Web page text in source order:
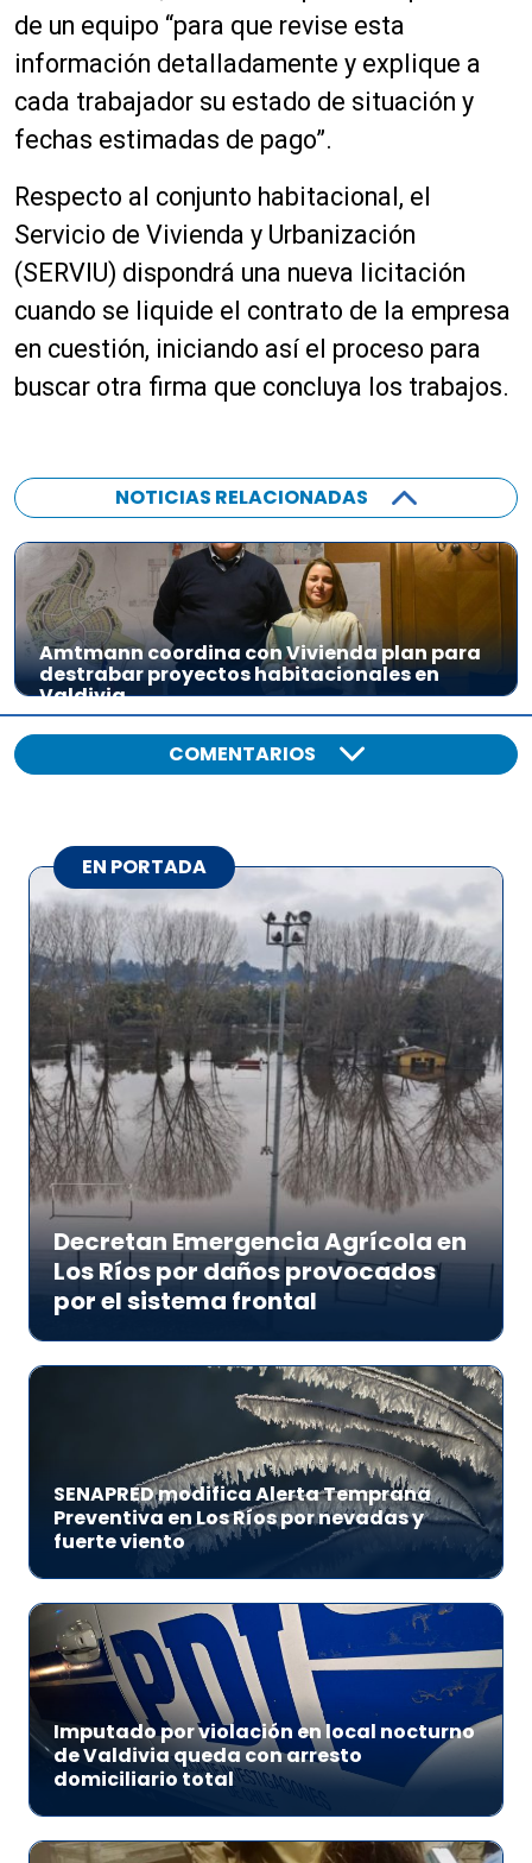
de un equipo “para que revise esta
información detalladamente y explique a
cada trabajador su estado de situación y
fechas estimadas de pago”.
Respecto al conjunto habitacional, el
Servicio de Vivienda y Urbanización
(SERVIU) dispondrá una nueva licitación
cuando se liquide el contrato de la empresa
en cuestión, iniciando así el proceso para
buscar otra firma que concluya los trabajos.
NOTICIAS RELACIONADAS
Amtmann coordina con Vivienda plan para
destrabar proyectos habitacionales en
Valdivia
COMENTARIOS
EN PORTADA
Decretan Emergencia Agrícola en
Los Ríos por daños provocados
por el sistema frontal
SENAPRED modifica Alerta Temprana
Preventiva en Los Ríos por nevadas y
fuerte viento
Imputado por violación en local nocturno
de Valdivia queda con arresto
domiciliario total